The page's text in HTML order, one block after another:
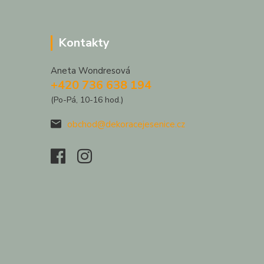
Kontakty
Aneta Wondresová
+420 736 638 194
(Po-Pá, 10-16 hod.)
obchod@dekoracejesenice.cz